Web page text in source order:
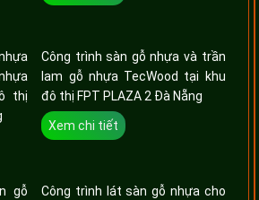
Công trình sàn gỗ nhựa và trần
lam gỗ nhựa TecWood tại khu
đô thị FPT PLAZA 2 Đà Nẵng
Xem chi tiết
Công trình lát sàn gỗ nhựa cho